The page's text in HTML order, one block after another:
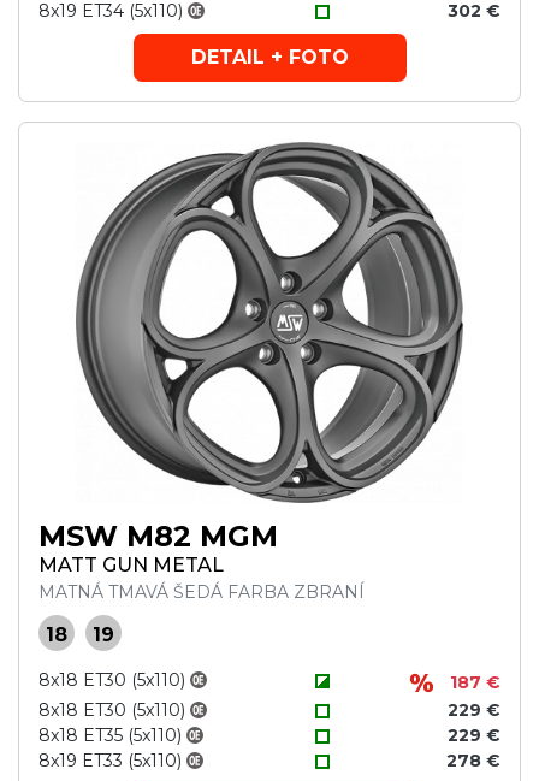
8x19 ET34 (5x110)
302 €
DETAIL + FOTO
MSW M82 MGM
MATT GUN METAL
MATNÁ TMAVÁ ŠEDÁ FARBA ZBRANÍ
18 19
8x18 ET30 (5x110)
187 €
8x18 ET30 (5x110)
229 €
8x18 ET35 (5x110)
229 €
8x19 ET33 (5x110)
278 €